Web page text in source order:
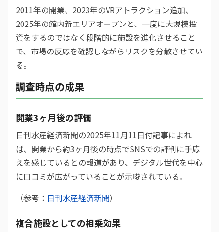
2011年の開業、2023年のVRアトラクション追加、
2025年の館内新エリアオープンと、一度に大規模投
資をするのではなく段階的に施設を進化させること
で、市場の反応を確認しながらリスクを分散させてい
る。
調査時点の成果
開業3ヶ月後の評価
日刊水産経済新聞の2025年11月11日付記事によれ
ば、開業から約3ヶ月後の時点でSNSでの評判に手応
えを感じているとの報道があり、デジタル世代を中心
に口コミが広がっていることが示唆されている。
（参考： 日刊水産経済新聞）
複合施設としての相乗効果